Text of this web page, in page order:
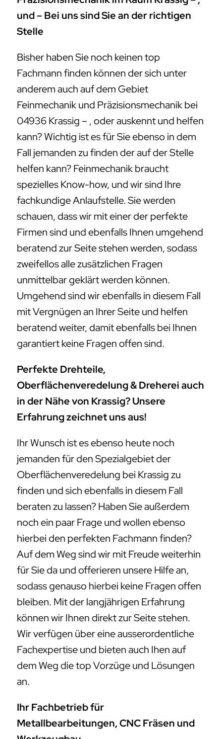
und – Bei uns sind Sie an der richtigen
Stelle
Bisher haben Sie noch keinen top
Fachmann finden können der sich unter
anderem auch auf dem Gebiet
Feinmechanik und Präzisionsmechanik bei
04936 Krassig – , oder auskennt und helfen
kann? Wichtig ist es für Sie ebenso in dem
Fall jemanden zu finden der auf der Stelle
helfen kann? Feinmechanik braucht
spezielles Know-how, und wir sind Ihre
fachkundige Anlaufstelle. Sie werden
schauen, dass wir mit einer der perfekte
Firmen sind und ebenfalls Ihnen umgehend
beratend zur Seite stehen werden, sodass
zweifellos alle zusätzlichen Fragen
unmittelbar geklärt werden können.
Umgehend sind wir ebenfalls in diesem Fall
mit Vergnügen an Ihrer Seite und helfen
beratend weiter, damit ebenfalls bei Ihnen
garantiert keine Fragen offen sind.
Perfekte Drehteile,
Oberflächenveredelung & Dreherei auch
in der Nähe von Krassig? Unsere
Erfahrung zeichnet uns aus!
Ihr Wunsch ist es ebenso heute noch
jemanden für den Spezialgebiet der
Oberflächenveredelung bei Krassig zu
finden und sich ebenfalls in diesem Fall
beraten zu lassen? Haben Sie außerdem
noch ein paar Frage und wollen ebenso
hierbei den perfekten Fachmann finden?
Auf dem Weg sind wir mit Freude weiterhin
für Sie da und offerieren unsere Hilfe an,
sodass genauso hierbei keine Fragen offen
bleiben. Mit der langjährigen Erfahrung
können wir Ihnen direkt zur Seite stehen.
Wir verfügen über eine ausserordentliche
Fachexpertise und bieten auch Ihen auf
dem Weg die top Vorzüge und Lösungen
an.
Ihr Fachbetrieb für
Metallbearbeitungen, CNC Fräsen und